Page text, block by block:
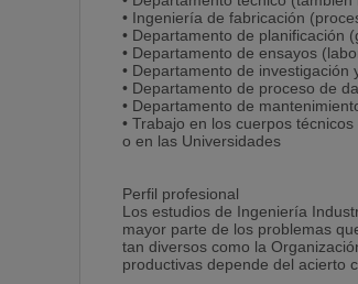
• Ingeniería de fabricación
• Departamento de planificación
• Departamento de ensayos
• Departamento de
• Departamento de proceso de
• Departamento de
• Trabajo en los cuerpos
o en las Universidades
Perfil profesional
Los estudios de Ingeniería
mayor parte de los problemas
tan diversos como la
productivas depende del acierto